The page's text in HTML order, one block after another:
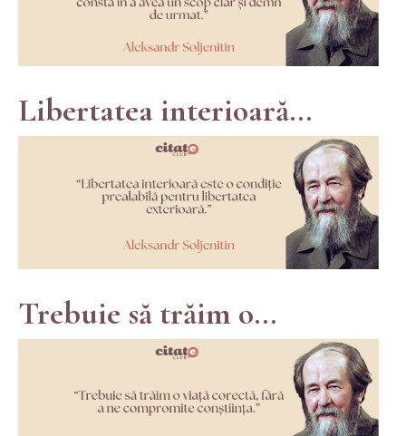
Libertatea interioară...
Trebuie să trăim o...